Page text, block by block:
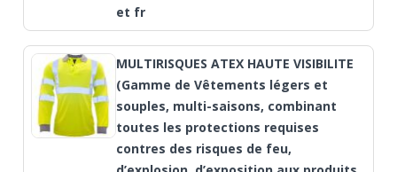
et fr
MULTIRISQUES ATEX HAUTE VISIBILITE
(Gamme de Vêtements légers et
souples, multi-saisons, combinant
toutes les protections requises
contres des risques de feu,